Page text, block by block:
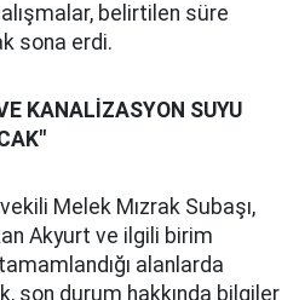
belirtilen süre
sona erdi.
KANALİZASYON SUYU
Melek Mızrak Subaşı,
Akyurt ve ilgili birim
alanlarda
son durum hakkında bilgiler